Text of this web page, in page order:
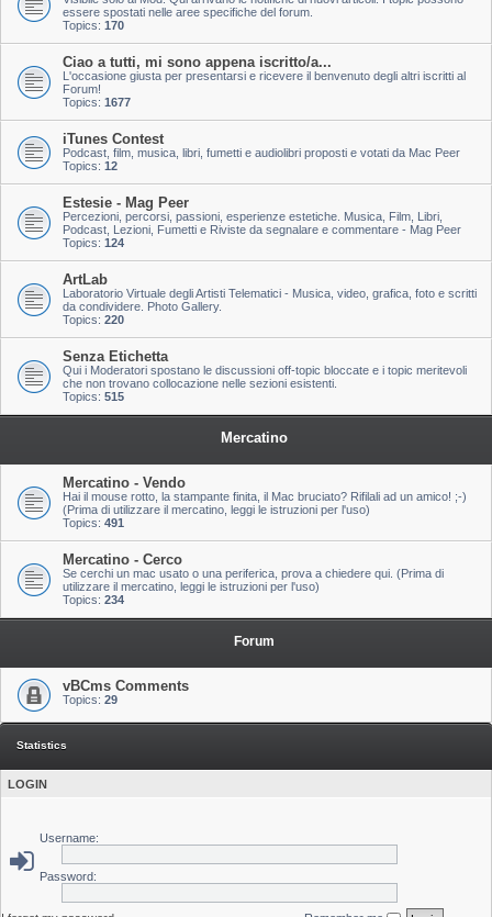
essere spostati nelle aree specifiche del forum.
Topics: 170
Ciao a tutti, mi sono appena iscritto/a...
L'occasione giusta per presentarsi e ricevere il benvenuto degli altri iscritti al
Forum!
Topics: 1677
iTunes Contest
Podcast, film, musica, libri, fumetti e audiolibri proposti e votati da Mac Peer
Topics: 12
Estesie - Mag Peer
Percezioni, percorsi, passioni, esperienze estetiche. Musica, Film, Libri,
Podcast, Lezioni, Fumetti e Riviste da segnalare e commentare - Mag Peer
Topics: 124
ArtLab
Laboratorio Virtuale degli Artisti Telematici - Musica, video, grafica, foto e scritti
da condividere. Photo Gallery.
Topics: 220
Senza Etichetta
Qui i Moderatori spostano le discussioni off-topic bloccate e i topic meritevoli
che non trovano collocazione nelle sezioni esistenti.
Topics: 515
Mercatino
Mercatino - Vendo
Hai il mouse rotto, la stampante finita, il Mac bruciato? Rifilali ad un amico! ;-)
(Prima di utilizzare il mercatino, leggi le istruzioni per l'uso)
Topics: 491
Mercatino - Cerco
Se cerchi un mac usato o una periferica, prova a chiedere qui. (Prima di
utilizzare il mercatino, leggi le istruzioni per l'uso)
Topics: 234
Forum
vBCms Comments
Topics: 29
Statistics
LOGIN
Username:
Password: